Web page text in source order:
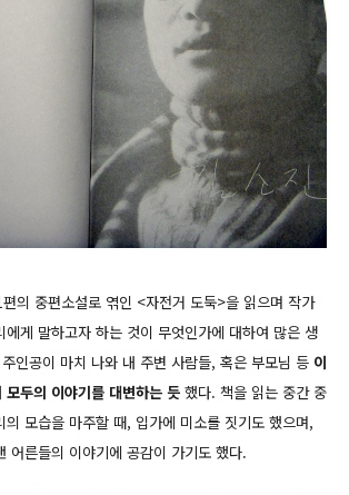
의 중편소설로 엮인 <자전거 도둑>을 읽으며 작가
에게 말하고자 하는 것이 무엇인가에 대하여 많은 생
인공이 마치 나와 내 주변 사람들, 혹은 부모님 등 이
두의 이야기를 대변하는 듯 했다. 책을 읽는 중간 중
의 모습을 마주할 때, 입가에 미소를 짓기도 했으며,
어른들의 이야기에 공감이 가기도 했다.